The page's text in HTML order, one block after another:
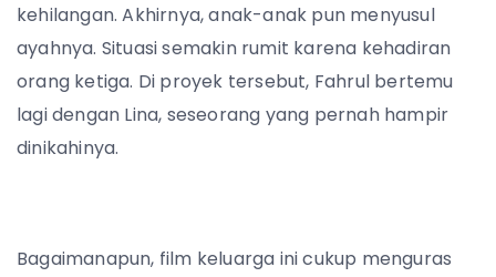
kehilangan. Akhirnya, anak-anak pun menyusul
ayahnya. Situasi semakin rumit karena kehadiran
orang ketiga. Di proyek tersebut, Fahrul bertemu
lagi dengan Lina, seseorang yang pernah hampir
dinikahinya.
Bagaimanapun, film keluarga ini cukup menguras